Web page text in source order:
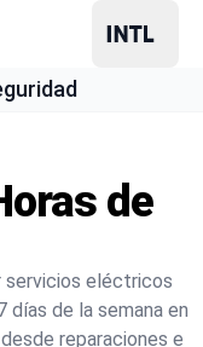
de
servicios eléctricos
días de la semana en
reparaciones e